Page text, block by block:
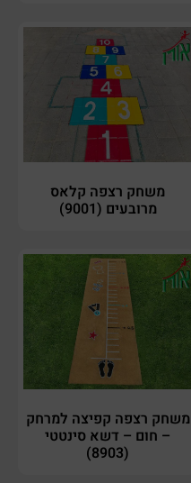
משחק רצפה קלאס
מרובעים (9001)
משחק רצפה קפיצה למרחק
– חום – דשא סינטטי
(8903)